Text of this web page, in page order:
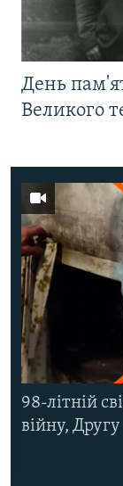
День
Великого
98-літній
війну,